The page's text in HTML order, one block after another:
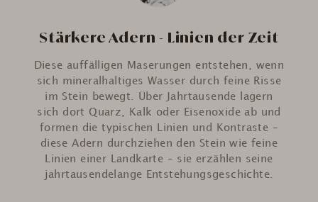
Stärkere Adern - Linien der Zeit
Diese auffälligen Maserungen entstehen, wenn
sich mineralhaltiges Wasser durch feine Risse
im Stein bewegt. Über Jahrtausende lagern
sich dort Quarz, Kalk oder Eisenoxide ab und
formen die typischen Linien und Kontraste –
diese Adern durchziehen den Stein wie feine
Linien einer Landkarte – sie erzählen seine
jahrtausendelange Entstehungsgeschichte.